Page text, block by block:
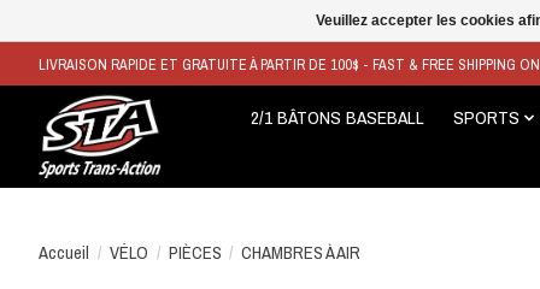
LIVRAISON RAPIDE ET GRATUITE À PARTIR DE 100$ - FAST & FREE SHIPPING
2/1 BÂTONS BASEBALL SPORTS
Accueil / VÉLO / PIÈCES / CHAMBRES À AIR
Veuillez accepter les cookies